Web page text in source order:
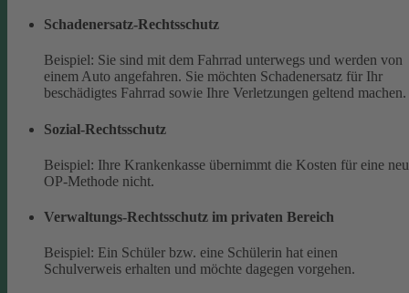
Schadenersatz-Rechtsschutz
Beispiel: Sie sind mit dem Fahrrad unterwegs und werden von
einem Auto angefahren. Sie möchten Schadenersatz für Ihr
beschädigtes Fahrrad sowie Ihre Verletzungen geltend machen.
Sozial-Rechtsschutz
Beispiel: Ihre Krankenkasse übernimmt die Kosten für eine
OP-Methode nicht.
Verwaltungs-Rechtsschutz im privaten Bereich
Beispiel: Ein Schüler bzw. eine Schülerin hat einen
Schulverweis erhalten und möchte dagegen vorgehen.